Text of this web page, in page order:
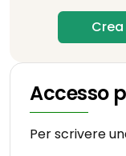
Accesso
Per scrivere